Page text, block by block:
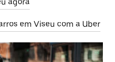
em Viseu com a Uber